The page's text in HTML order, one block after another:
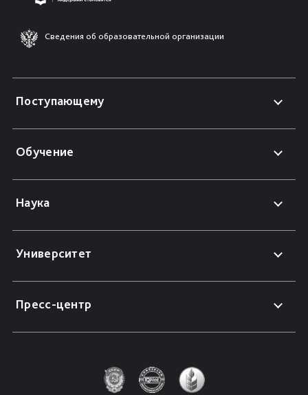
Сведения об образовательной организации
Поступающему
Обучение
Наука
Университет
Пресс-центр